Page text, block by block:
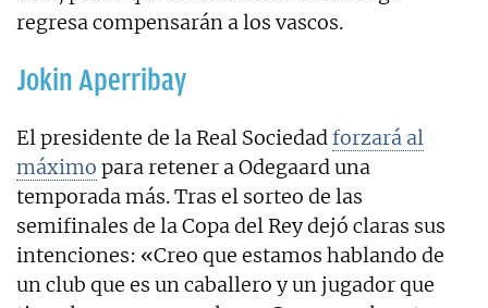
regresa compensarán a los vascos.
Jokin Aperribay
El presidente de la Real Sociedadforzará al
máximo para retener a Odegaard una
temporada más. Tras el sorteo de las
semifinales de la Copa del Rey dejó claras sus
intenciones: «Creo que estamos hablando de
un club que es un caballero y un jugador que